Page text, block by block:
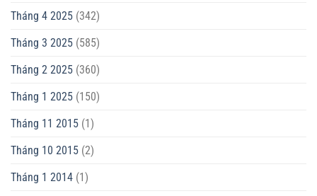
Tháng 4 2025 (342)
Tháng 3 2025 (585)
Tháng 2 2025 (360)
Tháng 1 2025 (150)
Tháng 11 2015 (1)
Tháng 10 2015 (2)
Tháng 1 2014 (1)